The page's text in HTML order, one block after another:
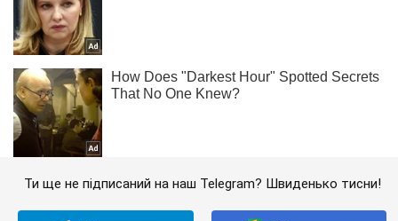
Ти ще не підписаний на наш Telegram? Швиденько тисни!